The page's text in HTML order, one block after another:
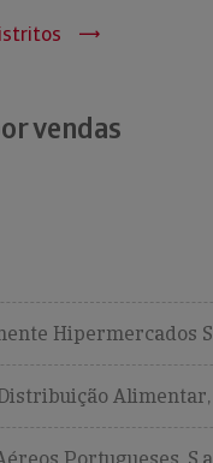
vendas
Hipermercados
Alimentar,